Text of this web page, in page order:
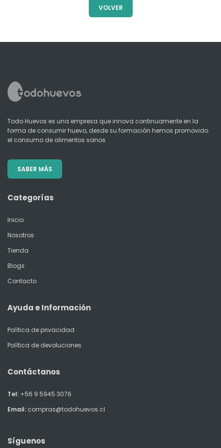
VOLVER
Todo Huevos es una empresa que innova continuamente en la
forma de consumir huevo, desde su formación hemos promovido
el consumo de alimentos sanos
SABER MÁS
Categorías
Inicio
Nosotros
Tienda
Blogs
Contacto
Ayuda e Información
Política de privacidad
Política de devoluciones
Contáctanos
Tel: +56 9 5945 3076
Email: compras@todohuevos.cl
Síguenos